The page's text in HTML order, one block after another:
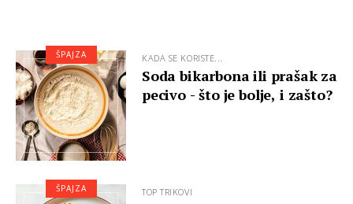
KADA SE KORISTE...
Soda bikarbona ili prašak za
pecivo - što je bolje, i zašto?
ŠPAJZA
TOP TRIKOVI
ŠPAJZA